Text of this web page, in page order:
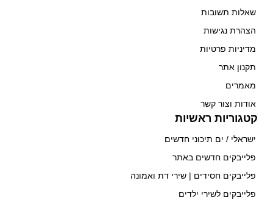
שאלות תשובות
הצהרת נגישות
מדיניות פרטיות
תקנון אתר
מאמרים
אודות וצור קשר
קטגוריות ראשיות
ישראלי / ים תיכוני חדשים
פלייבקים חדשים באתר
פלייבקים חסידים | שירי דת ואמונה
פלייבקים לשירי ילדים